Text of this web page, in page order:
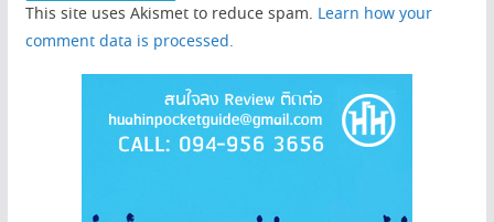
This site uses Akismet to reduce spam. Learn how your
comment data is processed.